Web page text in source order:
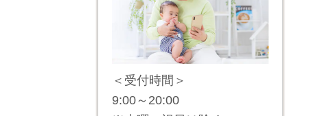
＜受付時間＞
9:00～20:00